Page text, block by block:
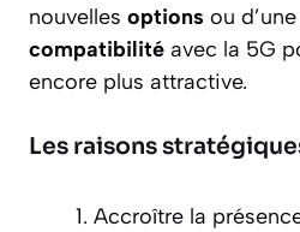
nouvelles options ou
compatibilité avec la 5G
encore plus attractive.
Les raisons
Accroître la